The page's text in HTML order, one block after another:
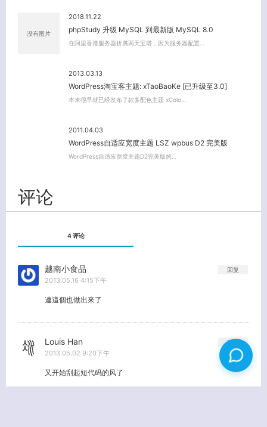
没有图片
2018.11.22
phpStudy 升级 MySQL 到最新版 MySQL 8.0
在阿里香港服务器折腾两天宝塔，因为服务器配置…
2013.03.13
WordPress淘宝客主题: xTaoBaoKe [已升级至3.0]
本来很早就已经发布了款多配色主题 xColo…
2011.04.03
WordPress自适应宽度主题 LSZ wpbus D2 完美版
WordPress自适应宽度主题D2完美版的…
评论
4 评论
越南小食品
2013.05.16 4:15下午
連這個也做出來了
回复
Louis Han
2013.05.02 9:20下午
又开始刮起短代码的风了
回复